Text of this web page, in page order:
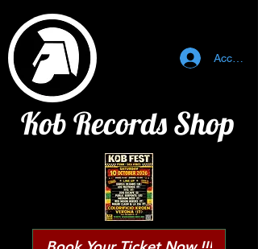
Accedi
Kob Records Shop